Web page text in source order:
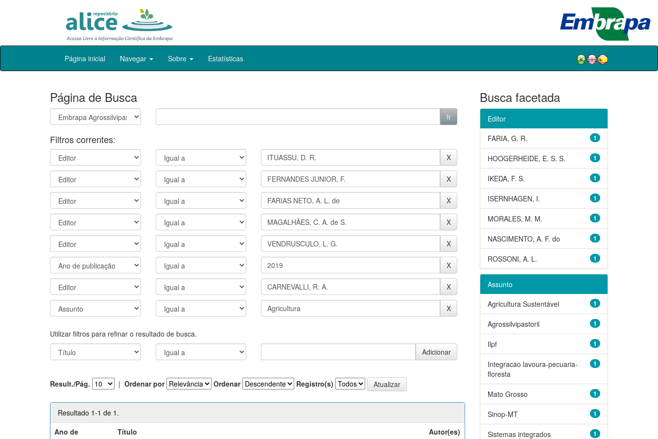
Skip
Página inicial Navegar Sobre Estatísticas
Página de Busca
Filtros correntes:
Utilizar filtros para refinar o resultado de busca.
Result./Pág. | Ordenar por Ordenar Registro(s)
Resultado 1-1 de 1.
Ano de
Título Autor(es)
Busca facetada
Editor
1
FARIA, G. R.
1
HOOGERHEIDE, E. S. S.
1
IKEDA, F. S.
1
ISERNHAGEN, I.
1
MORALES, M. M.
1
NASCIMENTO, A. F. do
1
ROSSONI, A. L.
Assunto
1
Agricultura Sustentável
1
Agrossilvipastoril
1
Ilpf
1
Integracao lavoura-pecuaria-
floresta
1
Mato Grosso
1
Sinop-MT
1
Sistemas integrados